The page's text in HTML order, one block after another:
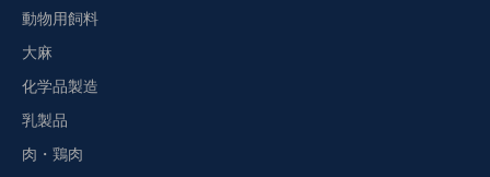
動物用飼料
大麻
化学品製造
乳製品
肉・鶏肉